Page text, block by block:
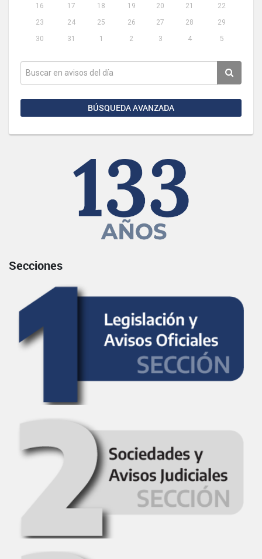
16
17 18 19 20 21
22
23
24 25 26 27 28
29
30
31 1 2 3 4 5
BÚSQUEDA AVANZADA
Secciones